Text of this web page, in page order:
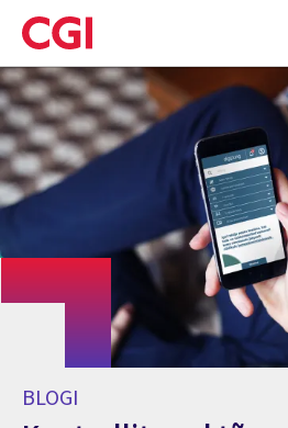
Skip
to
main
content
BLOGI